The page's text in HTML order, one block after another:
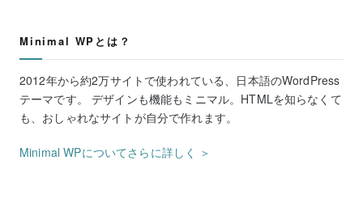
Minimal WPとは？
2012年から約2万サイトで使われている、日本語のWordPress
テーマです。 デザインも機能もミニマル。HTMLを知らなくて
も、おしゃれなサイトが自分で作れます。
Minimal WPについてさらに詳しく ＞